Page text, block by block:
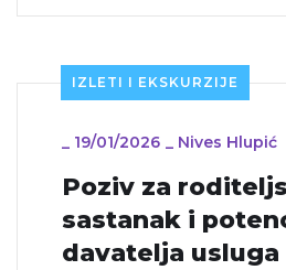
IZLETI I EKSKURZIJE
_ 19/01/2026 _ Nives Hlupić
Poziv za
sastanak i
davatelja usluga